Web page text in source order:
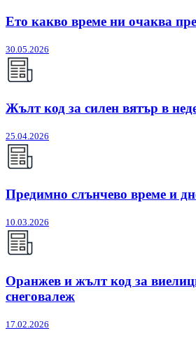
Ето какво време ни очаква
30.05.2026
Жълт код за силен вятър в
25.04.2026
Предимно слънчево време и
10.03.2026
Оранжев и жълт код за
снеговалеж
17.02.2026